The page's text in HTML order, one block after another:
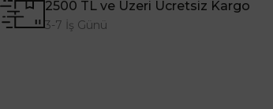
2500 TL ve Üzeri Ücretsiz Kargo
3-7 İş Günü